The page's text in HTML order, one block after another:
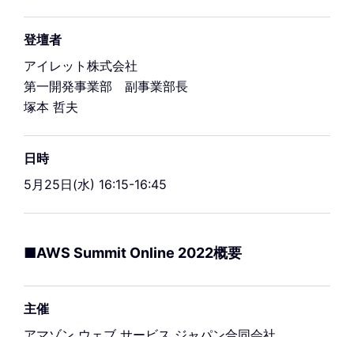
登壇者
アイレット株式会社
第一開発事業部 副事業部長
塚本 哲夫
日時
5月25日(水) 16:15-16:45
■AWS Summit Online 2022概要
主催